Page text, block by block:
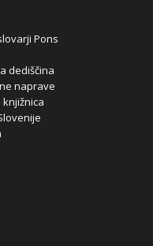
Pons
dediščina
naprave
knjižnica